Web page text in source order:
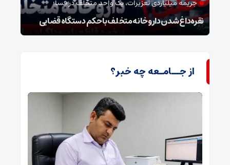
جریمه میلیاردی تعزیرات، یک واحد متخلف در فسا؛
نقره‌داغ شدن داروخانه متخلف با حکم دستگاه قضایی
از جــامـعه چه خبر؟